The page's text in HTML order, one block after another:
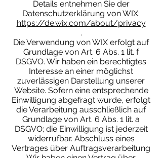
Details entnehmen Sie der
Datenschutzerklärung von WIX:
https://de.wix.com/about/privacy
.
Die Verwendung von WIX erfolgt auf
Grundlage von Art. 6 Abs. 1 lit. f
DSGVO. Wir haben ein berechtigtes
Interesse an einer möglichst
zuverlässigen Darstellung unserer
Website. Sofern eine entsprechende
Einwilligung abgefragt wurde, erfolgt
die Verarbeitung ausschließlich auf
Grundlage von Art. 6 Abs. 1 lit. a
DSGVO; die Einwilligung ist jederzeit
widerrufbar. Abschluss eines
Vertrages über Auftragsverarbeitung